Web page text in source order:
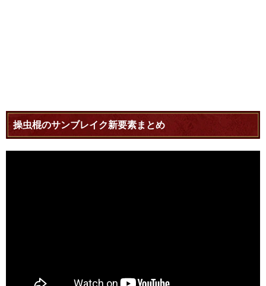
操虫棍のサンブレイク新要素まとめ